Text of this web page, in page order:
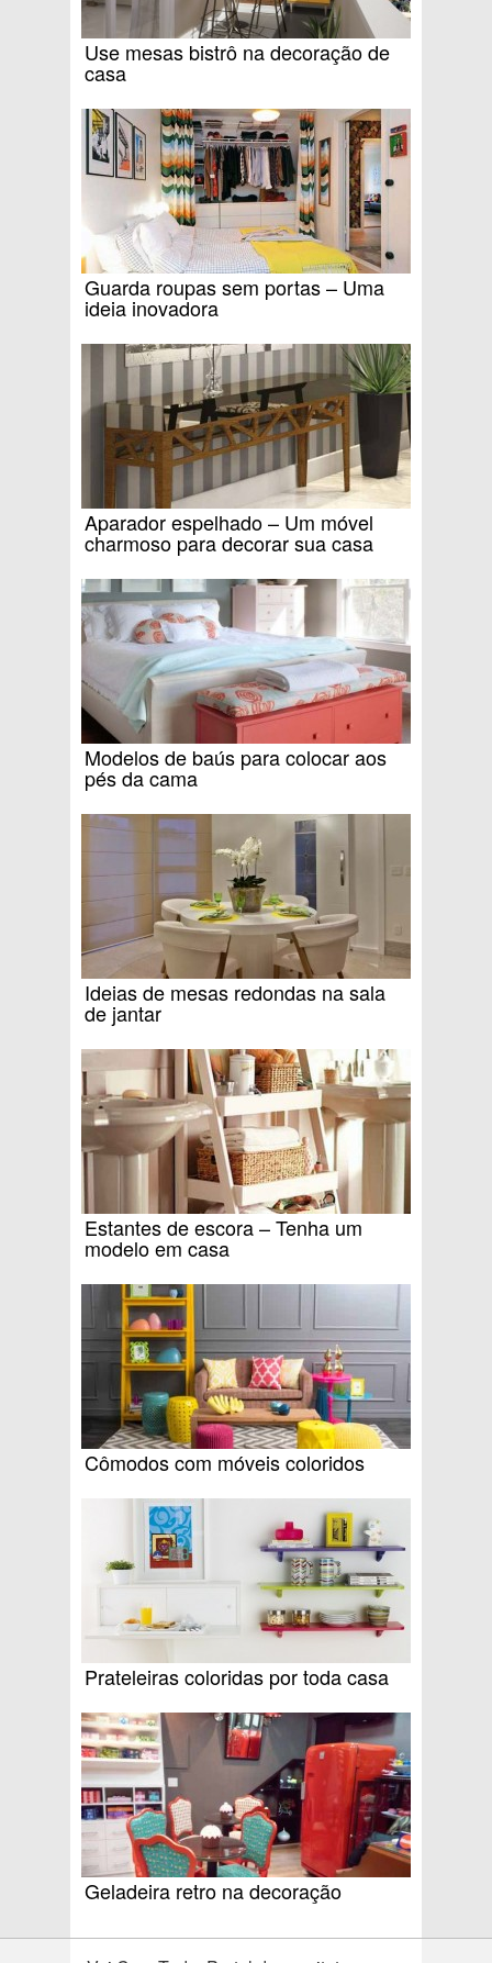
Use mesas bistrô na decoração de
casa
Guarda roupas sem portas – Uma
ideia inovadora
Aparador espelhado – Um móvel
charmoso para decorar sua casa
Modelos de baús para colocar aos
pés da cama
Ideias de mesas redondas na sala
de jantar
Estantes de escora – Tenha um
modelo em casa
Cômodos com móveis coloridos
Prateleiras coloridas por toda casa
Geladeira retro na decoração